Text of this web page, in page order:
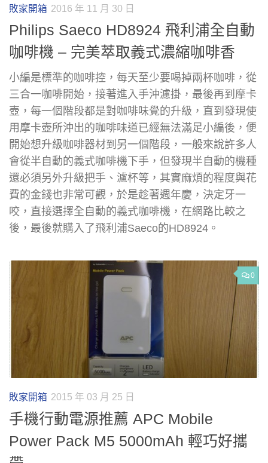
敗家開箱 2016 年 11 月 30 日
Philips Saeco HD8924 飛利浦全自動
咖啡機 – 完美萃取義式濃縮咖啡香
小編是標準的咖啡控，每天至少要喝掉兩杯咖啡，從
三合一咖啡開始，接著進入手沖濾掛，最後再到摩卡
壺，每一個階段都是對咖啡味覺的升級，直到發現使
用摩卡壺所沖出的咖啡味道已經無法滿足小編後，便
開始想升級咖啡器材到另一個階段，一般來說許多人
會從半自動的義式咖啡機下手，但發現半自動的機種
還必須另外升級把手、濾杯等，其實麻煩的程度與花
費的金錢也非常可觀，於是趁著週年慶，決定牙一
咬，直接選擇全自動的義式咖啡機，在網路比較之
後，最後就購入了飛利浦Saeco的HD8924。
0
敗家開箱 2015 年 03 月 25 日
手機行動電源推薦 APC Mobile
Power Pack M5 5000mAh 輕巧好攜